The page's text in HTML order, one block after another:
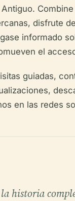
disfrute
informado
el
guiadas,
en las redes
historia